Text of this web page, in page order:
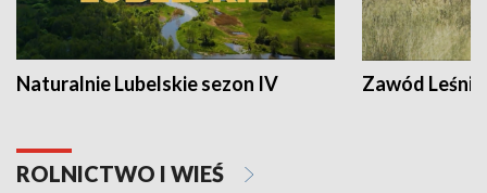
Naturalnie Lubelskie sezon IV Zawód Leśnik
ROLNICTWO I WIEŚ